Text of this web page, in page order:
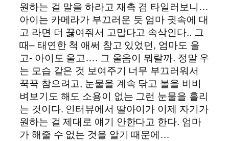
원하는 걸 말을 하라고 재촉 겸 타일러보니…
아이는 카메라가 부끄러운 듯 엄마 귓속에 대
고 라면 더 끓여줘서 고맙다고 속삭인다.. 그
때– 태연한 척 애써 참고 있었던, 엄마도 울
고- 아이도 울고…. 그 울음이 뭐랄까. 정말 우
는 모습 같은 것 보여주기 너무 부끄러워서
꾹꾹 참으려고, 눈물을 계속 닦고 볼을 비비
벼보기도 해도 소용이 없는 그런 눈물을 흘리
는 것이다. 인터뷰에서 딸아이가 이제 자기가
원하는 걸 제대로 얘기 안한다고 한다. 엄마
가 해줄 수 없는 것을 알기 때문에…